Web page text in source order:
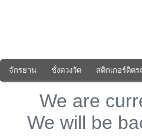
จักรยาน ชั่งตวงวัด สติกเกอร์ติด
We are
We will be